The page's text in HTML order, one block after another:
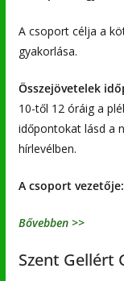
A csoport célja a
gyakorlása.
Összejövetelek
10-től 12 óráig a
időpontokat lásd a
hírlevélben.
A csoport vezetője:
Bővebben >>
Szent Gellért